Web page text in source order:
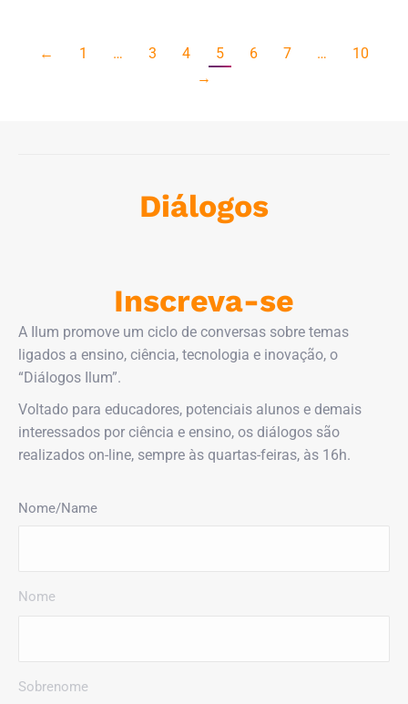
← 1 … 3 4 5 6 7 …
10
→
Diálogos
Inscreva-se
A Ilum promove um ciclo de conversas sobre temas
ligados a ensino, ciência, tecnologia e inovação, o
“Diálogos Ilum”.
Voltado para educadores, potenciais alunos e demais
interessados por ciência e ensino, os diálogos são
realizados on-line, sempre às quartas-feiras, às 16h.
Nome/Name
Nome
Sobrenome